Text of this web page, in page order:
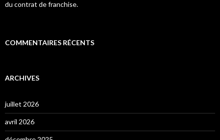
du contrat de franchise.
COMMENTAIRES RÉCENTS
ARCHIVES
juillet 2026
avril 2026